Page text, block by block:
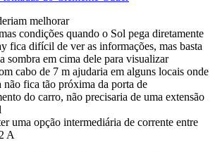
melhorar
condições quando o Sol pega diretamente
fica difícil de ver as informações, mas basta
sombra em cima dele para visualizar
cabo de 7 m ajudaria em alguns locais onde
não fica tão próxima da porta de
do carro, não precisaria de uma extensão
uma opção intermediária de corrente entre
A